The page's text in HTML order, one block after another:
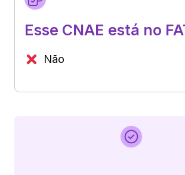
Esse CNAE está no
Não